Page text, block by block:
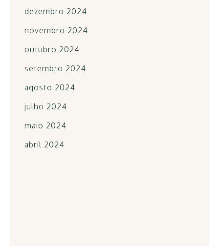
dezembro 2024
novembro 2024
outubro 2024
setembro 2024
agosto 2024
julho 2024
maio 2024
abril 2024